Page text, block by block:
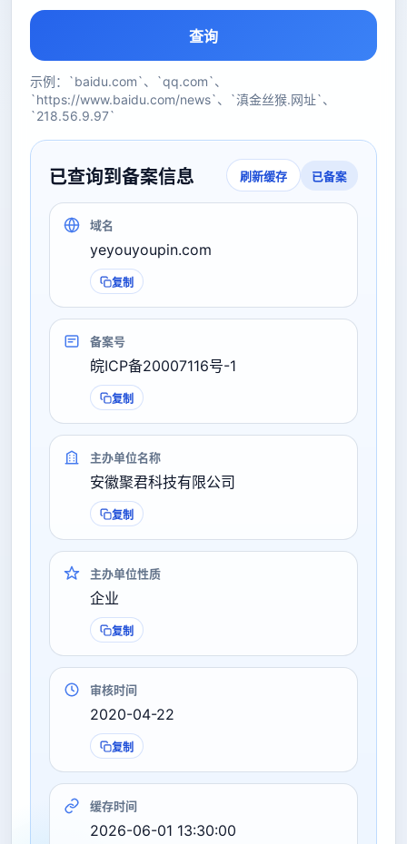
查询
示例：`baidu.com`、`qq.com`、
`https://www.baidu.com/news`、`滇金丝猴.网址`、
`218.56.9.97`
已查询到备案信息 刷新缓存 已备案
域名
yeyouyoupin.com
复制
备案号
皖ICP备20007116号-1
复制
主办单位名称
安徽聚君科技有限公司
复制
主办单位性质
企业
复制
审核时间
2020-04-22
复制
缓存时间
2026-06-01 13:30:00